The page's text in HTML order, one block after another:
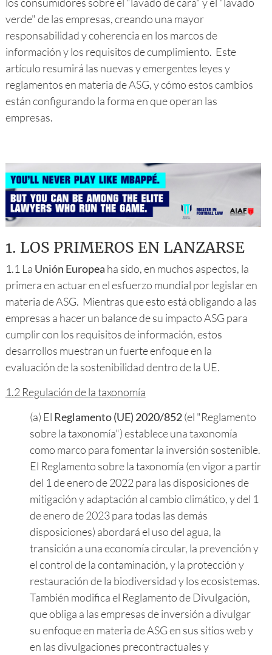
verde" de las empresas, creando una mayor
responsabilidad y coherencia en los marcos de
información y los requisitos de cumplimiento. Este
artículo resumirá las nuevas y emergentes leyes y
reglamentos en materia de ASG, y cómo estos cambios
están configurando la forma en que operan las
empresas.
1. LOS PRIMEROS EN LANZARSE
1.1 La Unión Europea ha sido, en muchos aspectos, la
primera en actuar en el esfuerzo mundial por legislar en
materia de ASG. Mientras que esto está obligando a las
empresas a hacer un balance de su impacto ASG para
cumplir con los requisitos de información, estos
desarrollos muestran un fuerte enfoque en la
evaluación de la sostenibilidad dentro de la UE.
1.2 Regulación de la taxonomía
(a) El Reglamento (UE) 2020/852(el "Reglamento
sobre la taxonomía") establece una taxonomía
como marco para fomentar la inversión sostenible.
El Reglamento sobre la taxonomía (en vigor a partir
del 1 de enero de 2022 para las disposiciones de
mitigación y adaptación al cambio climático, y del 1
de enero de 2023 para todas las demás
disposiciones) abordará el uso del agua, la
transición a una economía circular, la prevención y
el control de la contaminación, y la protección y
restauración de la biodiversidad y los ecosistemas.
También modifica el Reglamento de Divulgación,
que obliga a las empresas de inversión a divulgar
su enfoque en materia de ASG en sus sitios web y
en las divulgaciones precontractuales y